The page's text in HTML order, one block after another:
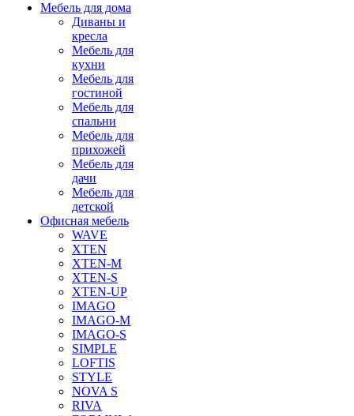
Мебель для дома
Диваны и
кресла
Мебель для
кухни
Мебель для
гостиной
Мебель для
спальни
Мебель для
прихожей
Мебель для
дачи
Мебель для
детской
Офисная мебель
WAVE
XTEN
XTEN-M
XTEN-S
XTEN-UP
IMAGO
IMAGO-M
IMAGO-S
SIMPLE
LOFTIS
STYLE
NOVA S
RIVA